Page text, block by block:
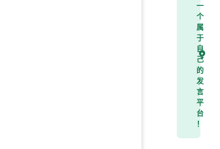
一
个
属
于
自
己
的
发
言
平
台
！